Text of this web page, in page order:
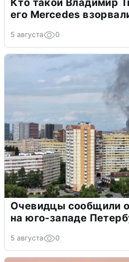
Кто такой Владимир
его Mercedes
5 августа 0
Очевидцы сообщили
на юго-западе
5 августа 0